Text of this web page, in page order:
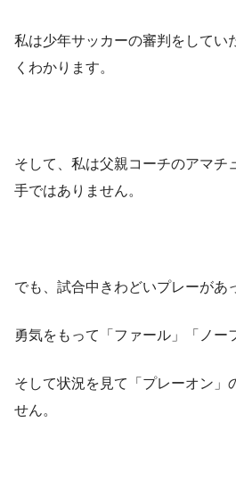
私は少年サッカーの審判をしてい
くわかります。
そして、私は父親コーチのアマチ
手ではありません。
でも、試合中きわどいプレーがあ
勇気をもって「ファール」「ノー
そして状況を見て「プレーオン」
せん。